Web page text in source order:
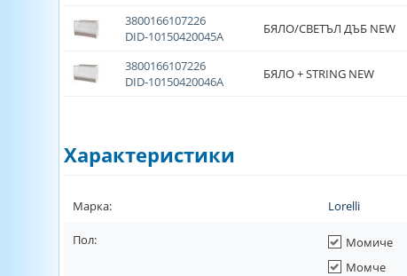
3800166107226
DID-10150420045A
БЯЛО/СВЕТЪЛ ДЪБ NEW
3800166107226
DID-10150420046A
БЯЛО + STRING NEW
Характеристики
Марка: Lorelli
Пол:
Момиче
Момче